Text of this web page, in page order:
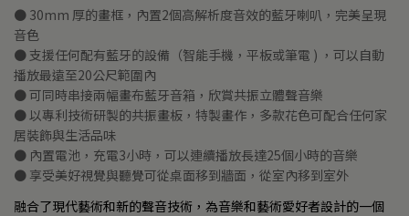
● 30mm 厚的畫框，內置2個高解析度音效的藍牙喇叭，完美呈現
音色
● 支援任何配有藍牙的設備（智能手機，平板或筆電 ) ，可以自動
播放最遠至20公尺範圍內
● 可同時串接兩幅畫布藍牙音箱，欣賞共振立體聲音樂
● 以專利技術研製的共振畫板，特製畫作，多款花色可配合任何家
居裝飾與生活品味
● 內置電池，充電3小時，可以連續播放長達25個小時的音樂
● 享受美好視覺與聽覺可從桌面移到牆面，從室內移到室外
融合了現代藝術和新的聲音技術，為音樂和藝術愛好者設計的一個